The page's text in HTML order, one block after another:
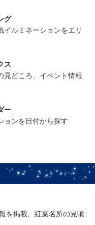
グ
イルミネーションをエリ
ス
見どころ、イベント情報
ー
ョンを日付から探す
を掲載。紅葉名所の見頃